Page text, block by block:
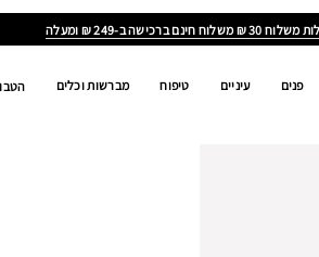
30 ₪ משלוח חינם ברכישה ב-249 ₪ ומעלה
פנים עיניים טיפוח מברשות וכלים